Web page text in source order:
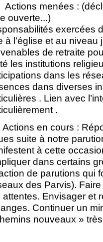
menées :
ouverte...)
exercées
à l’église et au
de retraite
les institutions
dans les
dans diverses
. Lien avec
.
en cours :
suite à notre
à cette
dans certains
de parutions qui
des Parvis).
attentes. Envisager et
Continuer un
nouveaux »